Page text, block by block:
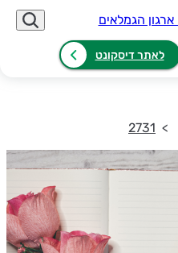
לאתר דיסקונט
2731